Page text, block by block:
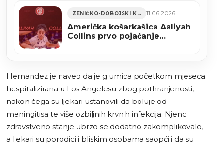
Bukurešt
ZENIČKO-DOBOJSKI KANTON 11.06.2026
Američka košarkašica Aaliyah
Collins prvo pojačanje
Hernandez je naveo da je glumica početkom mjeseca
hospitalizirana u Los Angelesu zbog pothranjenosti,
nakon čega su ljekari ustanovili da boluje od
meningitisa te više ozbiljnih krvnih infekcija. Njeno
zdravstveno stanje ubrzo se dodatno zakomplikovalo,
a ljekari su porodici i bliskim osobama saopćili da su